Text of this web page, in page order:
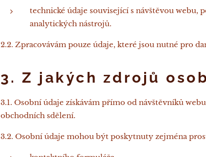
technické údaje související s návštěvou webu,
analytických nástrojů.
2.2. Zpracovávám pouze údaje, které jsou nutné pro
3. Z jakých zdrojů
3.1. Osobní údaje získávám přímo od návštěvníků
obchodních sdělení.
3.2. Osobní údaje mohou být poskytnuty zejména